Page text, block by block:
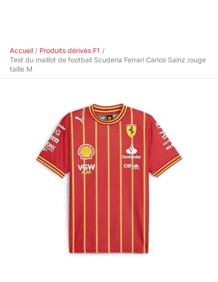
Accueil
Produits dérivés F1
Test du maillot de football Scuderia Ferrari Carlos Sainz rouge
taille M